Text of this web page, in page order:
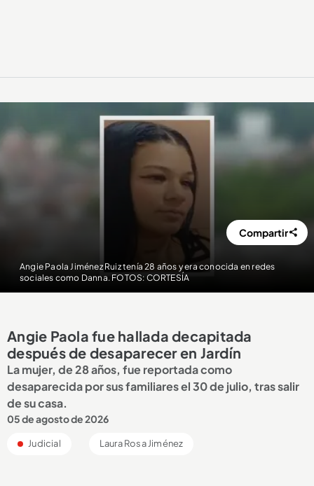
Angie Paola Jiménez Ruiz tenía 28 años y era conocida en redes
sociales como Danna. FOTOS: CORTESÍA
Compartir
Angie Paola fue hallada decapitada
después de desaparecer en Jardín
La mujer, de 28 años, fue reportada como
desaparecida por sus familiares el 30 de julio, tras salir
de su casa.
05 de agosto de 2026
Judicial Laura Rosa Jiménez